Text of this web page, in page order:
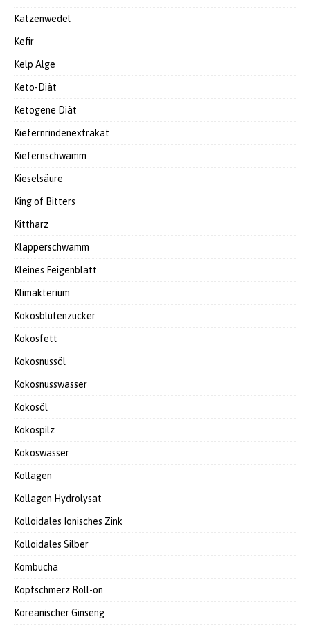
Katzenwedel
Kefir
Kelp Alge
Keto-Diät
Ketogene Diät
Kiefernrindenextrakat
Kiefernschwamm
Kieselsäure
King of Bitters
Kittharz
Klapperschwamm
Kleines Feigenblatt
Klimakterium
Kokosblütenzucker
Kokosfett
Kokosnussöl
Kokosnusswasser
Kokosöl
Kokospilz
Kokoswasser
Kollagen
Kollagen Hydrolysat
Kolloidales Ionisches Zink
Kolloidales Silber
Kombucha
Kopfschmerz Roll-on
Koreanischer Ginseng